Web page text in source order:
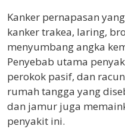
Kanker pernapasan
kanker trakea, laring,
menyumbang angka
Penyebab utama
perokok pasif, dan
rumah tangga yang
dan jamur juga
penyakit ini.